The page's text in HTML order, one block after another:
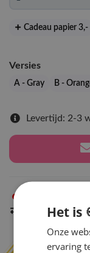
Cadeau papier 3,-
Versies
A - Gray B -
Levertijd: 2-3
Indien op
Het is
Onze
ervaring